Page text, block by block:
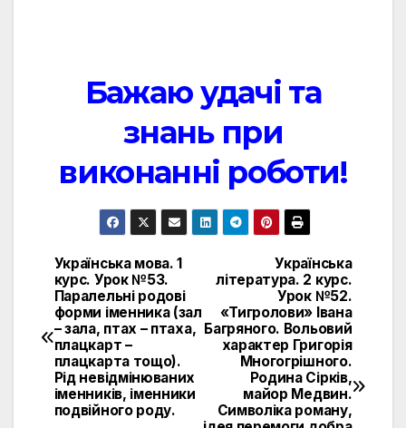
Бажаю удачі та
знань при
виконанні роботи!
Навигация
по
записям
Українська
література. 2 курс.
Урок №52.
«Тигролови» Івана
Багряного. Вольовий
характер Григорія
Многогрішного.
Родина Сірків,
майор Медвин.
Символіка роману,
Українська мова. 1
курс. Урок №53.
Паралельні родові
форми іменника (зал
– зала, птах – птаха,
плацкарт –
плацкарта тощо).
Рід невідмінюваних
іменників, іменники
подвійного роду.